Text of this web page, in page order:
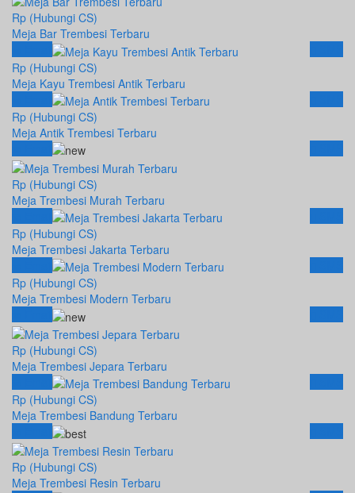
Rp (Hubungi CS)
Meja Bar Trembesi Terbaru
Rp (Hubungi CS)
Meja Kayu Trembesi Antik Terbaru
Rp (Hubungi CS)
Meja Antik Trembesi Terbaru
Rp (Hubungi CS)
Meja Trembesi Murah Terbaru
Rp (Hubungi CS)
Meja Trembesi Jakarta Terbaru
Rp (Hubungi CS)
Meja Trembesi Modern Terbaru
Rp (Hubungi CS)
Meja Trembesi Jepara Terbaru
Rp (Hubungi CS)
Meja Trembesi Bandung Terbaru
Rp (Hubungi CS)
Meja Trembesi Resin Terbaru